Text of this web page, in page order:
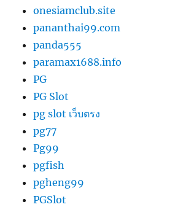
onesiamclub.site
pananthai99.com
panda555
paramax1688.info
PG
PG Slot
pg slot เว็บตรง
pg77
Pg99
pgfish
pgheng99
PGSlot